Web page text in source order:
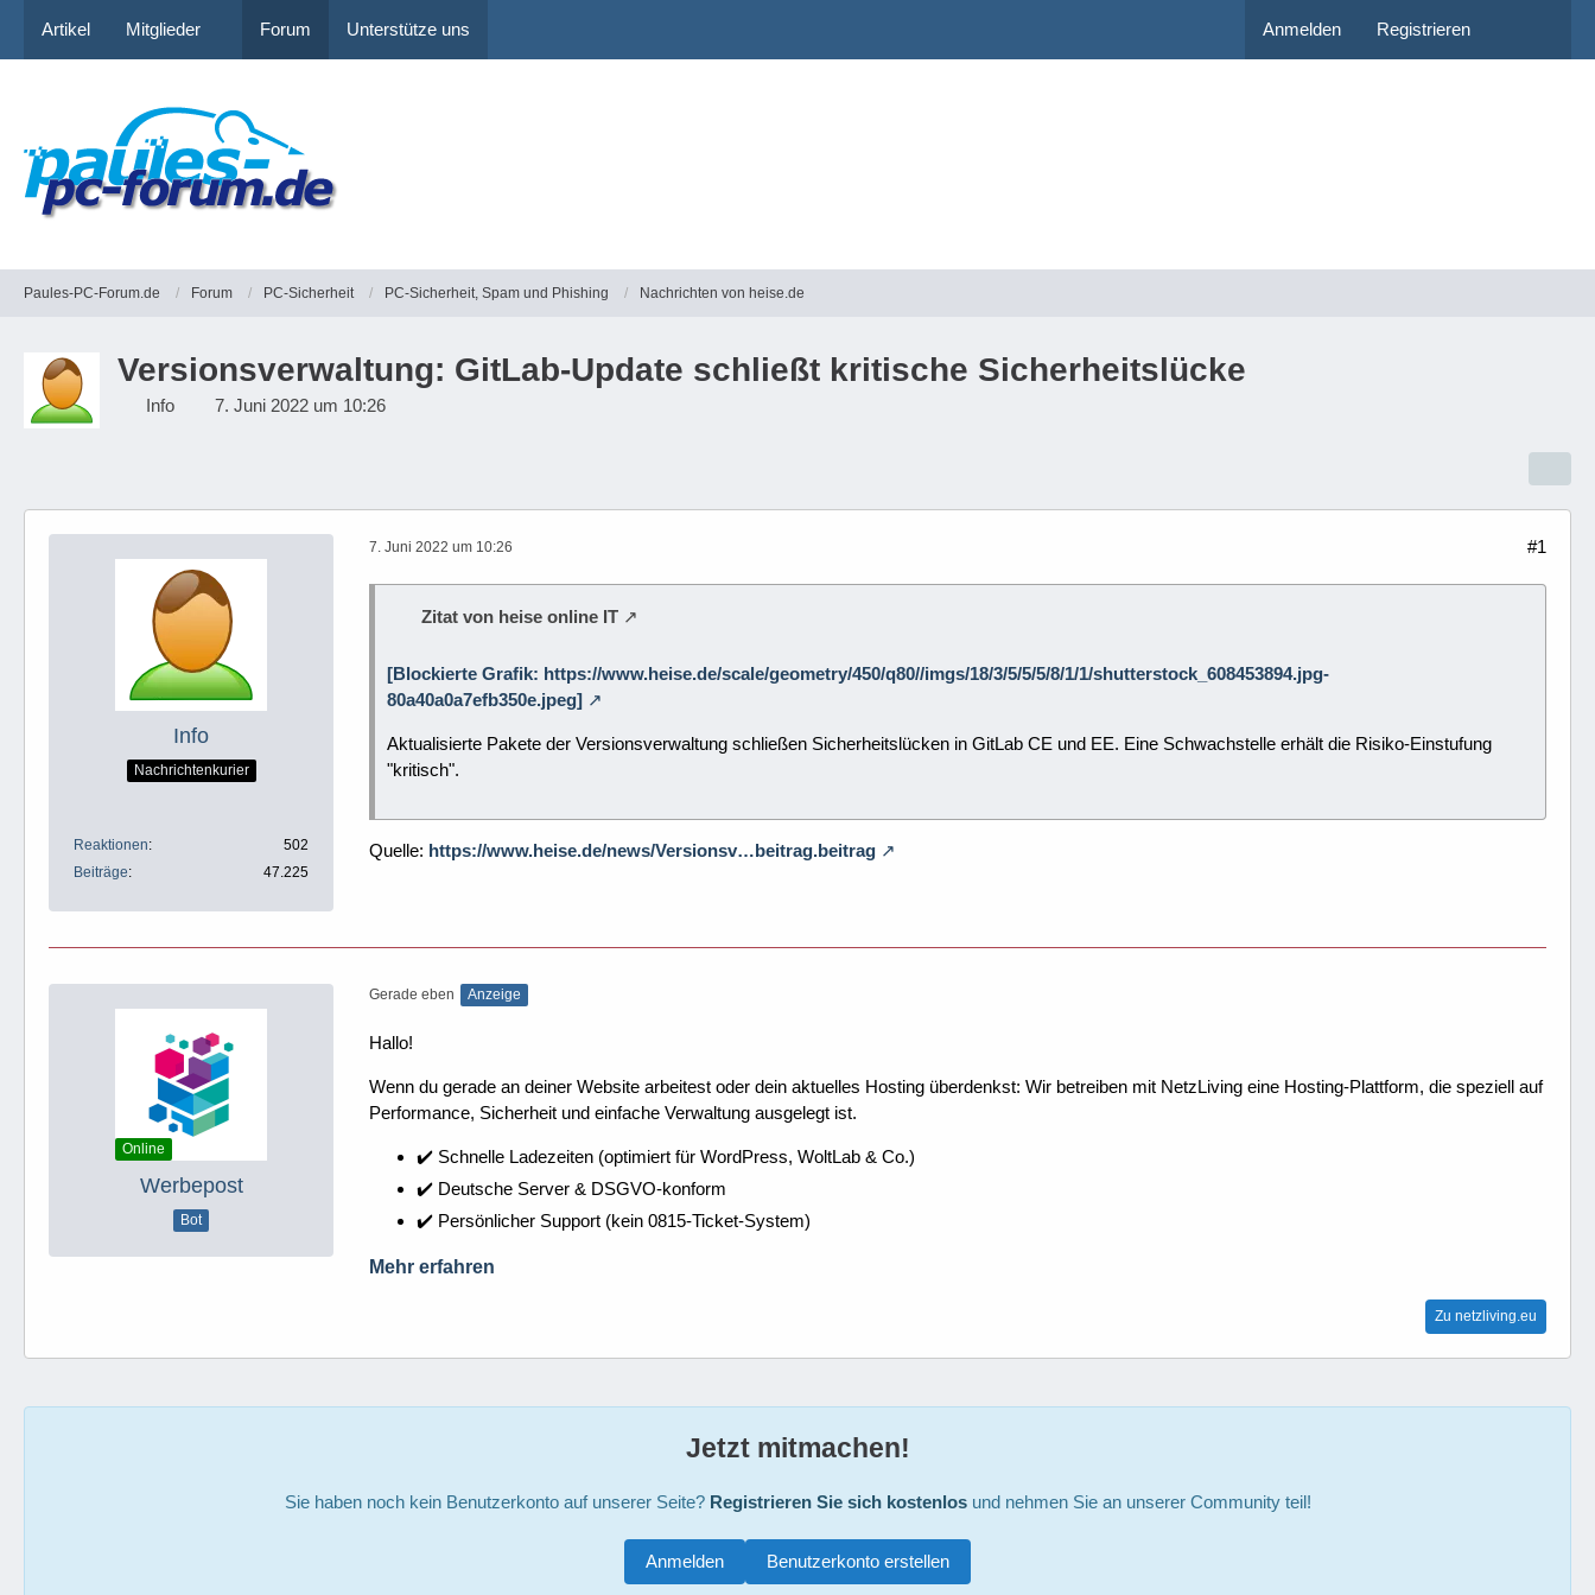
Artikel Mitglieder Forum Unterstütze uns Anmelden Registrieren
Paules-PC-Forum.de Forum PC-Sicherheit PC-Sicherheit, Spam und Phishing Nachrichten von heise.de
Versionsverwaltung: GitLab-Update schließt kritische Sicherheitslücke
Info 7. Juni 2022 um 10:26
Info
Nachrichtenkurier
Reaktionen
502
Beiträge
47.225
7. Juni 2022 um 10:26 #1
Zitat von heise online IT
[Blockierte Grafik: https://www.heise.de/scale/geometry/450/q80//imgs/18/3/5/5/5/8/1/1/shutterstock_608453894.jpg-
80a40a0a7efb350e.jpeg]
Aktualisierte Pakete der Versionsverwaltung schließen Sicherheitslücken in GitLab CE und EE. Eine Schwachstelle erhält die Risiko-Einstufung
"kritisch".
Quelle: https://www.heise.de/news/Versionsv…beitrag.beitrag
Online
Werbepost
Bot
Gerade eben Anzeige
Hallo!
Wenn du gerade an deiner Website arbeitest oder dein aktuelles Hosting überdenkst: Wir betreiben mit NetzLiving eine Hosting-Plattform, die speziell auf
Performance, Sicherheit und einfache Verwaltung ausgelegt ist.
✔️ Schnelle Ladezeiten (optimiert für WordPress, WoltLab & Co.)
✔️ Deutsche Server & DSGVO-konform
✔️ Persönlicher Support (kein 0815-Ticket-System)
Mehr erfahren
Zu netzliving.eu
Jetzt mitmachen!
Sie haben noch kein Benutzerkonto auf unserer Seite? Registrieren Sie sich kostenlosund nehmen Sie an unserer Community teil!
Benutzerkonto erstellen
Anmelden